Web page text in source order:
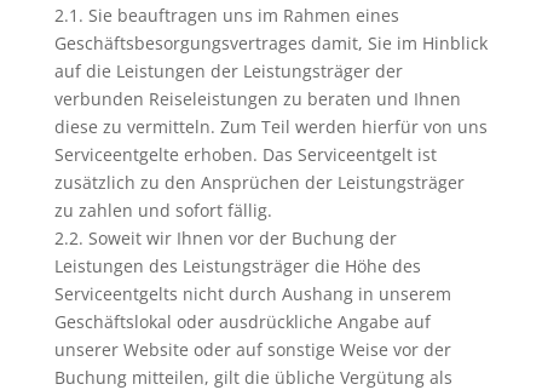
2.1. Sie beauftragen uns im Rahmen eines
Geschäftsbesorgungsvertrages damit, Sie im Hinblick
auf die Leistungen der Leistungsträger der
verbunden Reiseleistungen zu beraten und Ihnen
diese zu vermitteln. Zum Teil werden hierfür von uns
Serviceentgelte erhoben. Das Serviceentgelt ist
zusätzlich zu den Ansprüchen der Leistungsträger
zu zahlen und sofort fällig.
2.2. Soweit wir Ihnen vor der Buchung der
Leistungen des Leistungsträger die Höhe des
Serviceentgelts nicht durch Aushang in unserem
Geschäftslokal oder ausdrückliche Angabe auf
unserer Website oder auf sonstige Weise vor der
Buchung mitteilen, gilt die übliche Vergütung als